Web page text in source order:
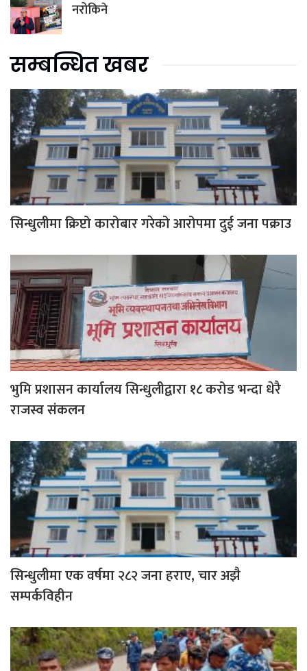
नरोकिने
सम्बन्धित खबर
सिन्धुलीमा क्रिप्टो कारोबार गरेको आरोपमा दुई जना पक्राउ
भुमि प्रशासन कार्यालय सिन्धुलीद्वारा १८ करोड भन्दा धेरै
राजस्व संकलन
सिन्धुलीमा एक वर्षमा २८२ जना हराए, चार अझै
सम्पर्कविहीन